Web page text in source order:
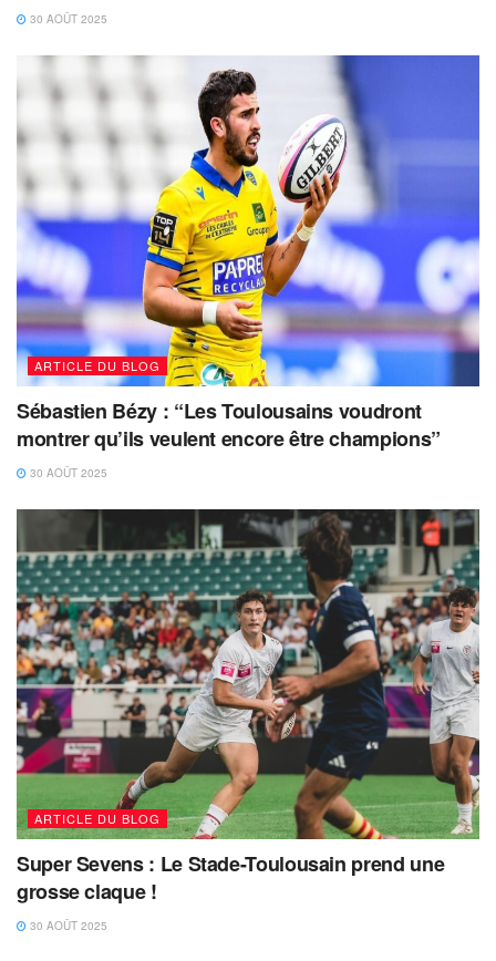
30 AOÛT 2025
ARTICLE DU BLOG
Sébastien Bézy : “Les Toulousains voudront
montrer qu’ils veulent encore être champions”
30 AOÛT 2025
ARTICLE DU BLOG
Super Sevens : Le Stade-Toulousain prend une
grosse claque !
30 AOÛT 2025